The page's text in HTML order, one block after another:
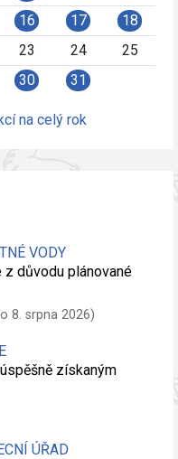
16 17
18
23 24
25
30 31
na celý rok
VODY
z důvodu plánované
8. srpna 2026)
získaným
ÚŘAD